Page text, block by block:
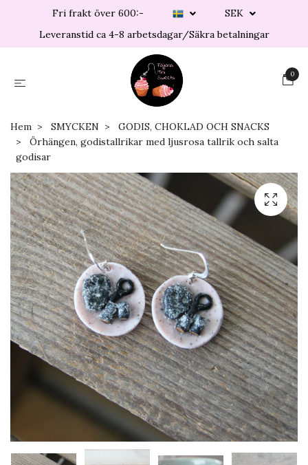
Fri frakt över 600:-
SEK
Leveranstid ca 4-8 arbetsdagar/Säkra betalningar
0
Hem SMYCKEN
GODIS, CHOKLAD OCH SNACKS
Örhängen, godistallrikar med ljusrosa tallrik och salta
godisar